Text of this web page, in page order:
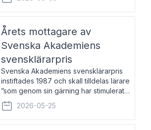
Faldbakken samt Espen Stueland.
Prisbeloppet är 200 000 svenska
Årets mottagare av
Svenska Akademiens
svensklärarpris
Svenska Akademiens svensklärarpris
instiftades 1987 och skall tilldelas lärare
”som genom sin gärning har stimulerat
intresset hos unga människor för
svenska språket och litteraturen”.
Prisutdelning och samtal med
2026-05-25